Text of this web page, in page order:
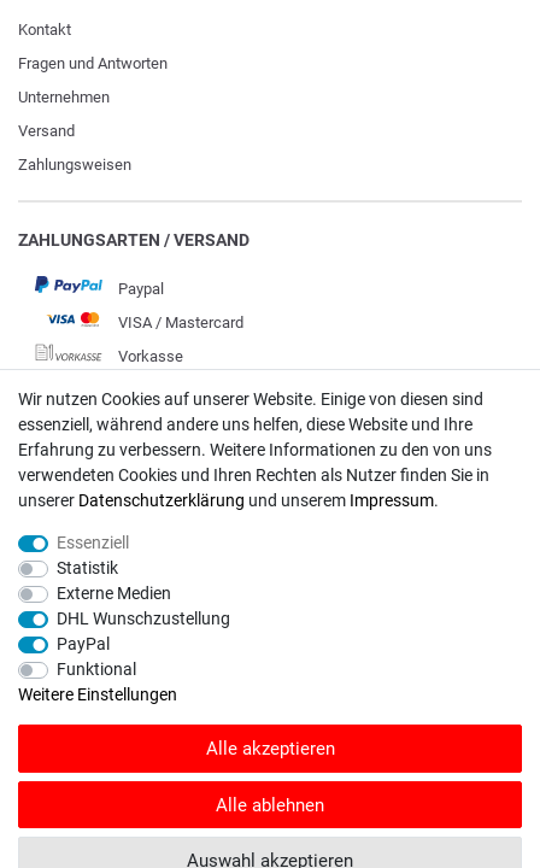
Kontakt
Fragen und Antworten
Unternehmen
Versand
Zahlungsweisen
ZAHLUNGSARTEN / VERSAND
Paypal
VISA / Mastercard
Vorkasse
DHL
Deutsche Post
Bei Fragen wenden Sie sich direkt an unser Service-Team.
info@rasentraktoren-motoren.de
MA-Versand GmbH, 53925 Kall, In der Laach 1-3
SHOPVOTE Bewertungen. SHOPVOTE setzt automatische und manuelle
© Copyright 2026 | Alle Rechte vorbehalten. - Rasentraktoren-Motoren | Realisation
Wir nutzen Cookies auf unserer Website. Einige von diesen sind
essenziell, während andere uns helfen, diese Website und Ihre
Erfahrung zu verbessern. Weitere Informationen zu den von uns
verwendeten Cookies und Ihren Rechten als Nutzer finden Sie in
unserer Daten­schutz­erklärung und unserem Impressum.
Essenziell
Statistik
Externe Medien
DHL Wunschzustellung
PayPal
Funktional
Weitere Einstellungen
Alle akzeptieren
Alle ablehnen
Auswahl akzeptieren